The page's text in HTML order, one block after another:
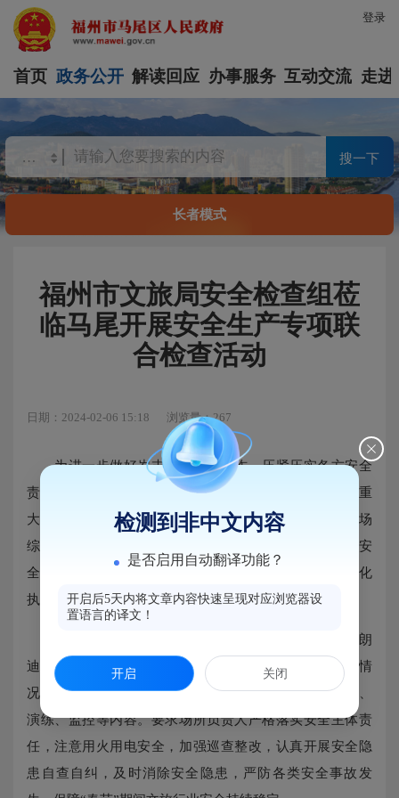
登录
首页 政务公开 解读回应 办事服务 互动交流 走进
搜一下
长者模式
福州市文旅局安全检查组莅
临马尾开展安全生产专项联
合检查活动
日期：2024-02-06 15:18 浏览量：267
为进一步做好岁末年初安全工作，压紧压实各方安全
责任，全力消除安全隐患。扎实推进文旅行业培训机构重
大事故隐患排查整治和防范工作，2月5日福州市文化市场
综合执法支队时光支队长一行莅临马尾区开展岁末年初安
全检查，区文体旅局林荫侬副局长带领区消防大队和文化
执法大队队员参加了活动。
检查组一行先后检查了马尾区爱朵拉、新启航和莫朗
迪等培训机构，详细了解各场所安全生产、消防安全等情
况；实地查看消防安全通道、消防设施配备、应急预案、
演练、监控等内容。要求场所负责人严格落实安全主体责
任，注意用火用电安全，加强巡查整改，认真开展安全隐
患自查自纠，及时消除安全隐患，严防各类安全事故发
检测到非中文内容
是否启用自动翻译功能？
开启后5天内将文章内容快速呈现对应浏览器设
置语言的译文！
开启 关闭